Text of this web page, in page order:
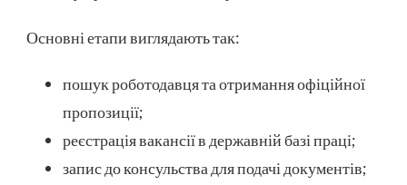
Основні етапи виглядають так:
пошук роботодавця та отримання офіційної
пропозиції;
реєстрація вакансії в державній базі праці;
запис до консульства для подачі документів;